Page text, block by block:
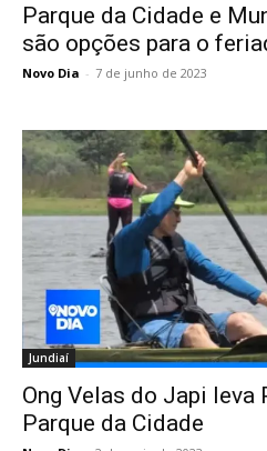
Parque da Cidade e
são opções para o
Novo Dia - 7 de junho de 2023
Jundiaí
Ong Velas do Japi
Parque da Cidade